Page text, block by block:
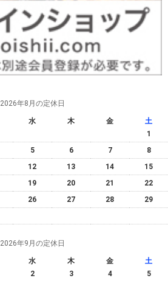
2026年8月の定休日
水 木 金
土
1
5 6 7
8
12 13 14
15
19 20 21
22
26 27 28
29
2026年9月の定休日
水 木 金
土
2 3 4 5